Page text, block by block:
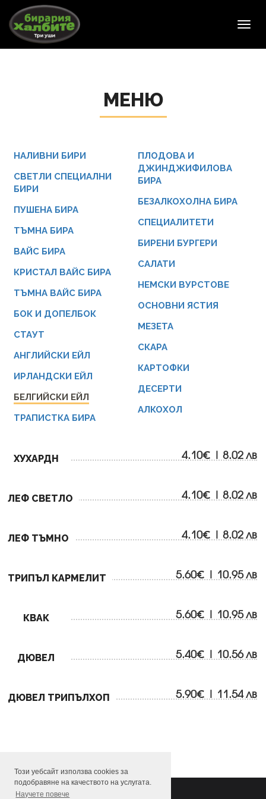
Този уебсайт използва cookies за
подобравяне на качеството на услугата.
Научете повече
МЕНЮ
НАЛИВНИ БИРИ
СВЕТЛИ СПЕЦИАЛНИ
БИРИ
ПУШЕНА БИРА
ТЪМНА БИРА
ВАЙС БИРА
КРИСТАЛ ВАЙС БИРА
ТЪМНА ВАЙС БИРА
БОК И ДОПЕЛБОК
СТАУТ
АНГЛИЙСКИ ЕЙЛ
ИРЛАНДСКИ ЕЙЛ
БЕЛГИЙСКИ ЕЙЛ
ТРАПИСТКА БИРА
ПЛОДОВА И
ДЖИНДЖИФИЛОВА
БИРА
БЕЗАЛКОХОЛНА БИРА
СПЕЦИАЛИТЕТИ
БИРЕНИ БУРГЕРИ
САЛАТИ
НЕМСКИ ВУРСТОВЕ
ОСНОВНИ ЯСТИЯ
МЕЗЕТА
СКАРА
КАРТОФКИ
ДЕСЕРТИ
АЛКОХОЛ
ХУХАРДН 4.10€ | 8.02 лв
ЛЕФ СВЕТЛО 4.10€ | 8.02 лв
ЛЕФ ТЪМНО 4.10€ | 8.02 лв
ТРИПЪЛ КАРМЕЛИТ 5.60€ | 10.95 лв
КВАК 5.60€ | 10.95 лв
ДЮВЕЛ 5.40€ | 10.56 лв
ДЮВЕЛ ТРИПЪЛХОП 5.90€ | 11.54 лв